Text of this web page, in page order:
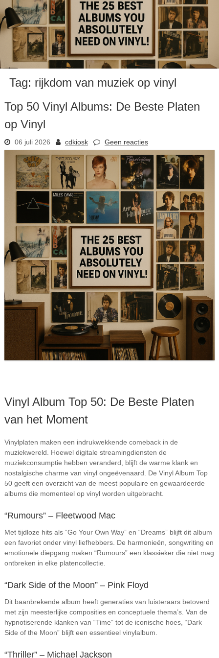
Tag: rijkdom van muziek op vinyl
Top 50 Vinyl Albums: De Beste Platen
op Vinyl
06 juli 2026 cdkiosk Geen reacties
Vinyl Album Top 50: De Beste Platen
van het Moment
Vinylplaten maken een indrukwekkende comeback in de
muziekwereld. Hoewel digitale streamingdiensten de
muziekconsumptie hebben veranderd, blijft de warme klank en
nostalgische charme van vinyl ongeëvenaard. De Vinyl Album Top
50 geeft een overzicht van de meest populaire en gewaardeerde
albums die momenteel op vinyl worden uitgebracht.
“Rumours” – Fleetwood Mac
Met tijdloze hits als “Go Your Own Way” en “Dreams” blijft dit album
een favoriet onder vinyl liefhebbers. De harmonieën, songwriting en
emotionele diepgang maken “Rumours” een klassieker die niet mag
ontbreken in elke platencollectie.
“Dark Side of the Moon” – Pink Floyd
Dit baanbrekende album heeft generaties van luisteraars betoverd
met zijn meesterlijke composities en conceptuele thema’s. Van de
hypnotiserende klanken van “Time” tot de iconische hoes, “Dark
Side of the Moon” blijft een essentieel vinylalbum.
“Thriller” – Michael Jackson